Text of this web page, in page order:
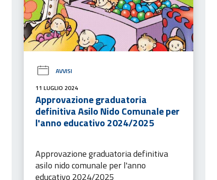
AVVISI
11 LUGLIO 2024
Approvazione graduatoria
definitiva Asilo Nido Comunale per
l'anno educativo 2024/2025
Approvazione graduatoria definitiva
asilo nido comunale per l'anno
educativo 2024/2025